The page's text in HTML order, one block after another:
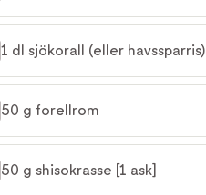
1 dl sjökorall (eller havssparris)
50 g forellrom
50 g shisokrasse [1 ask]